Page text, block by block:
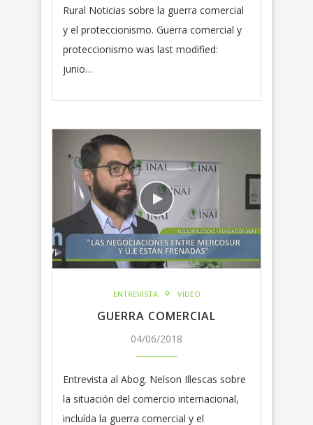
Rural Noticias sobre la guerra comercial
y el proteccionismo. Guerra comercial y
proteccionismo was last modified:
junio…
ENTREVISTA VIDEO
GUERRA COMERCIAL
04/06/2018
Entrevista al Abog. Nelson Illescas sobre
la situación del comercio internacional,
incluída la guerra comercial y el